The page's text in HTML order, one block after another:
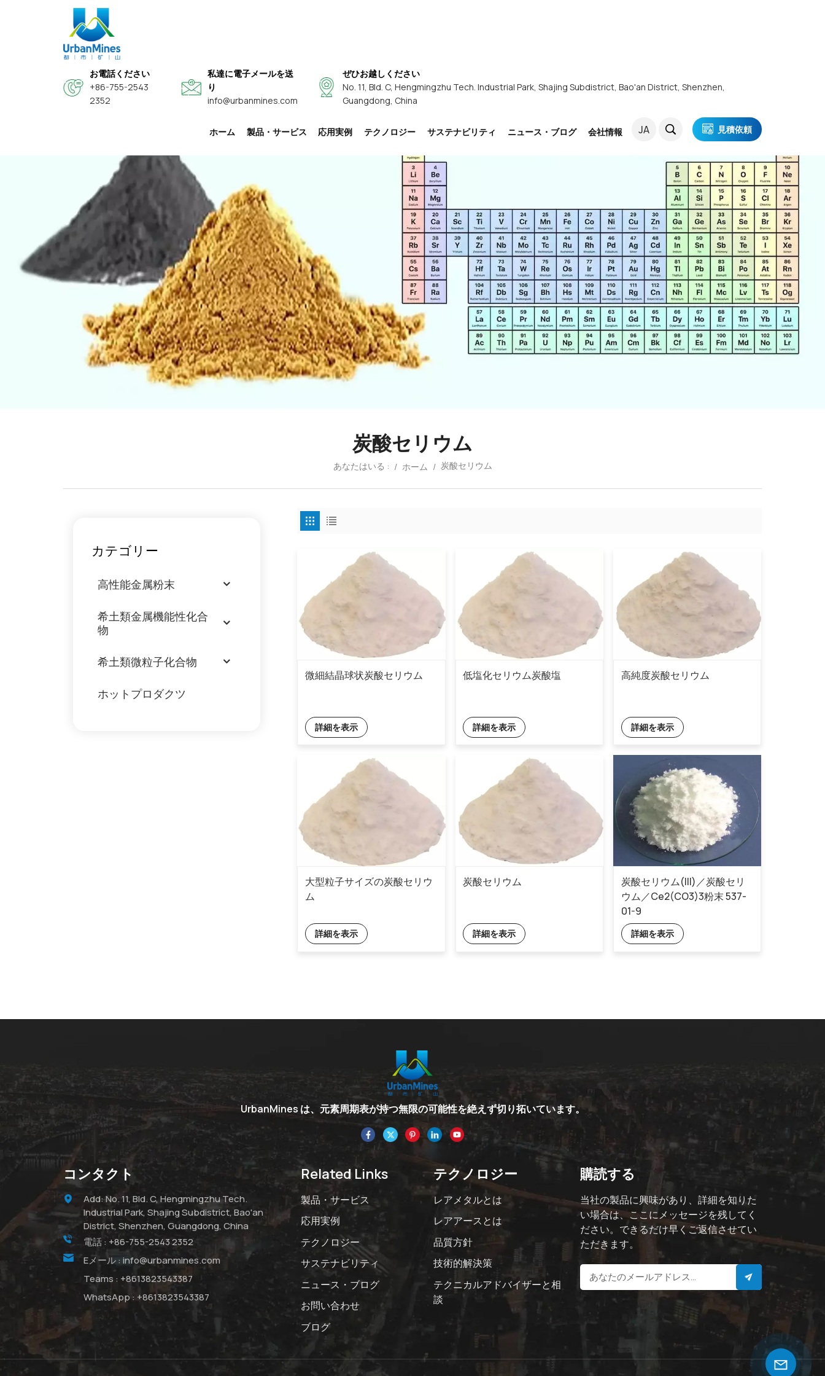
お電話ください
+86-755-2543
2352
私達に電子メールを送
り
info@urbanmines.com
ぜひお越しください
No. 11, Bld. C, Hengmingzhu Tech. Industrial Park, Shajing Subdistrict, Bao'an District, Shenzhen,
Guangdong, China
ホーム 製品・サービス 応用実例 テクノロジー サステナビリティ ニュース・ブログ 会社情報 JA 見積依頼
炭酸セリウム
あなたはいる : / ホーム / 炭酸セリウム
微細結晶球状炭酸セリウム
詳細を表示
低塩化セリウム炭酸塩
詳細を表示
高純度炭酸セリウム
詳細を表示
大型粒子サイズの炭酸セリウ
ム
詳細を表示
炭酸セリウム
詳細を表示
炭酸セリウム(III)／炭酸セリ
ウム／Ce2(CO3)3粉末 537-
01-9
詳細を表示
カテゴリー
高性能金属粉末
希土類金属機能性化合
物
希土類微粒子化合物
ホットプロダクツ
UrbanMines は、元素周期表が持つ無限の可能性を絶えず切り拓いています。
コンタクト
Add: No. 11, Bld. C, Hengmingzhu Tech.
Industrial Park, Shajing Subdistrict, Bao'an
District, Shenzhen, Guangdong, China
電話 :+86-755-2543 2352
Eメール :info@urbanmines.com
Teams : +8613823543387
WhatsApp : +8613823543387
Related Links
製品・サービス
応用実例
テクノロジー
サステナビリティ
ニュース・ブログ
お問い合わせ
ブログ
テクノロジー
レアメタルとは
レアアースとは
品質方針
技術的解決策
テクニカルアドバイザーと相
談
購読する
当社の製品に興味があり、詳細を知りた
い場合は、ここにメッセージを残してく
ださい。できるだけ早くご返信させてい
ただきます。